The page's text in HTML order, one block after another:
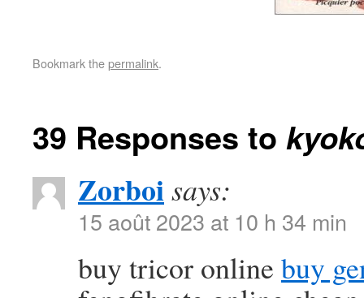
Bookmark thepermalink.
39 Responses to
Zorboisays:
15 août 2023 at 10 h 34 min
buy tricor online buy